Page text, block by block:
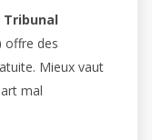
Tribunal
offre des
Mieux vaut
mal